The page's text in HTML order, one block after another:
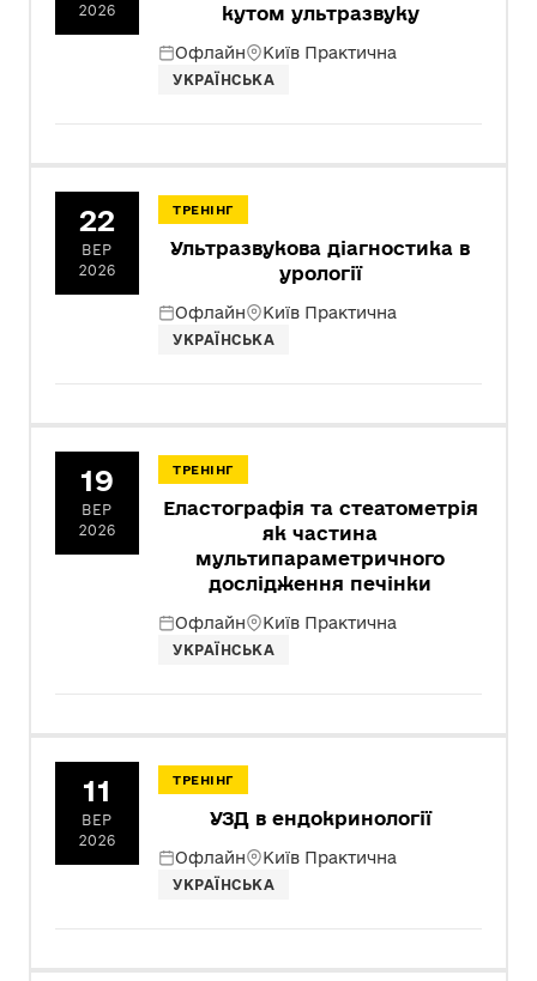
2026
кутом ультразвуку
Офлайн Київ Практична
УКРАЇНСЬКА
22
ВЕР
2026
ТРЕНІНГ
Ультразвукова діагностика в
урології
Офлайн Київ Практична
УКРАЇНСЬКА
19
ВЕР
2026
ТРЕНІНГ
Еластографія та стеатометрія
як частина
мультипараметричного
дослідження печінки
Офлайн Київ Практична
УКРАЇНСЬКА
11
ВЕР
2026
ТРЕНІНГ
УЗД в ендокринології
Офлайн Київ Практична
УКРАЇНСЬКА